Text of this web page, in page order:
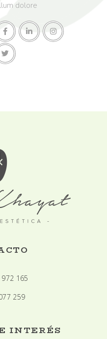
dolore
165
259
INTERÉS